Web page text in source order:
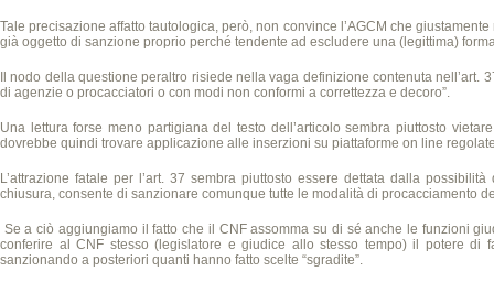
Tale precisazione affatto tautologica, però, non convince l’AGCM che
già oggetto di sanzione proprio perché tendente ad escludere una (legittima)
Il nodo della questione peraltro risiede nella vaga definizione contenuta
di agenzie o procacciatori o con modi non conformi a correttezza e decoro”.
Una lettura forse meno partigiana del testo dell’articolo sembra piuttosto
dovrebbe quindi trovare applicazione alle inserzioni su piattaforme on line
L’attrazione fatale per l’art. 37 sembra piuttosto essere dettata dalla
chiusura, consente di sanzionare comunque tutte le modalità di procacciamento
Se a ciò aggiungiamo il fatto che il CNF assomma su di sé anche le funzioni
conferire al CNF stesso (legislatore e giudice allo stesso tempo) il potere
sanzionando a posteriori quanti hanno fatto scelte “sgradite”.